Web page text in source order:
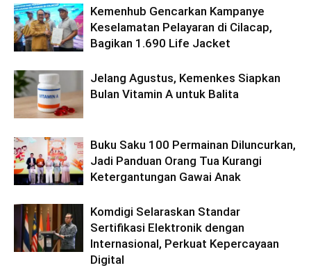
Kemenhub Gencarkan Kampanye
Keselamatan Pelayaran di Cilacap,
Bagikan 1.690 Life Jacket
Jelang Agustus, Kemenkes Siapkan
Bulan Vitamin A untuk Balita
Buku Saku 100 Permainan Diluncurkan,
Jadi Panduan Orang Tua Kurangi
Ketergantungan Gawai Anak
Komdigi Selaraskan Standar
Sertifikasi Elektronik dengan
Internasional, Perkuat Kepercayaan
Digital